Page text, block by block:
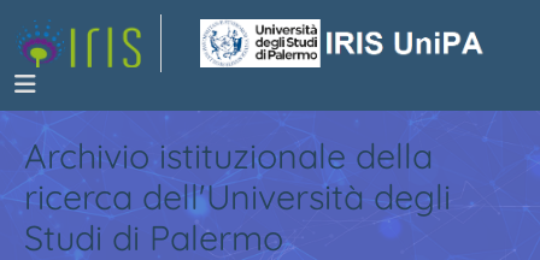
Archivio istituzionale della
ricerca dell'Università degli
Studi di Palermo